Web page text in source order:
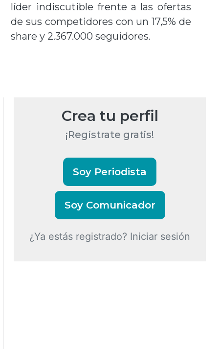
líder indiscutible frente a las ofertas
de sus competidores con un 17,5% de
share y 2.367.000 seguidores.
Crea tu perfil
¡Regístrate gratis!
Soy Periodista
Soy Comunicador
¿Ya estás registrado? Iniciar sesión